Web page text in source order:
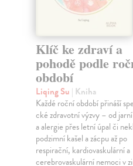
Klíč ke zdraví a
pohodě podle
období
Liqing Su | Kniha
Každé roční období přináší
cké zdravotní výzvy – od
a alergie přes letní úpal či
podzimní kašel a zácpu až po
respirační, kardiovaskulární a
cerebrovaskulární nemoci v